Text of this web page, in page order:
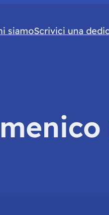
siamoScrivici una